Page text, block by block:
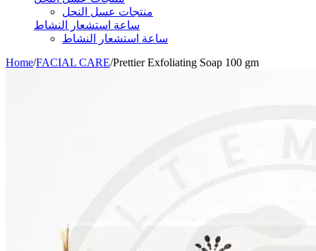
منتجات عسل النحل
ساعة استشعار النشاط
ساعة استشعار النشاط
Home/FACIAL CARE/Prettier Exfoliating Soap 100 gm